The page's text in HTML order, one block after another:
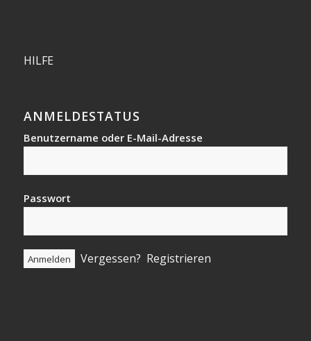
HILFE
ANMELDESTATUS
Benutzername oder E-Mail-Adresse
Passwort
Vergessen? Registrieren